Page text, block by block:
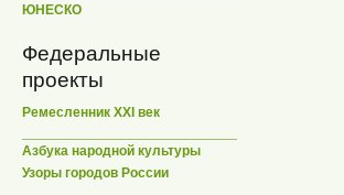
ЮНЕСКО
Федеральные
проекты
Ремесленник XXI век
Азбука народной культуры
Узоры городов России